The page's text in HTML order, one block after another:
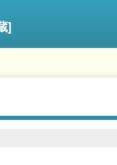
]